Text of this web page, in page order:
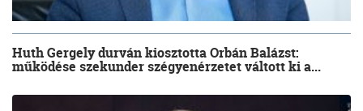
Huth Gergely durván kiosztotta Orbán Balázst:
működése szekunder szégyenérzetet váltott ki a...